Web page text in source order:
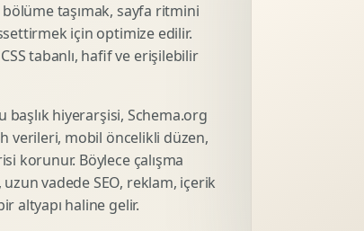
Isimlendirme
Rekabet Analizi
Hedef Kitle Analizi
Deger Onerisi Tasarimi
Pazara Giris Stratejisi
taşımak, sayfa ritmini
için optimize edilir.
tabanlı, hafif ve erişilebilir
başlık hiyerarşisi, Schema.org
verileri, mobil öncelikli düzen,
korunur. Böylece çalışma
vadede SEO, reklam, içerik
altyapı haline gelir.